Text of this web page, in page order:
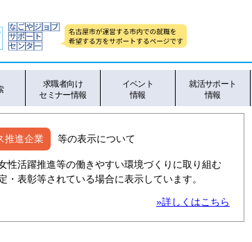
求職者向け
セミナー情報
イベント
情報
就活サポート
情報
推進企業 等の表示について
性活躍推進等の働きやすい環境づくりに取り組む
表彰等されている場合に表示しています。
»詳しくはこちら